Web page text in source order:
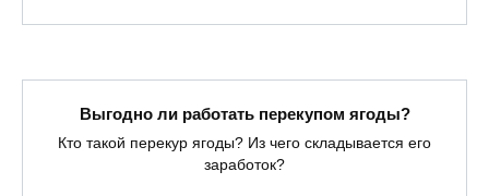
Выгодно ли работать перекупом ягоды?
Кто такой перекур ягоды? Из чего складывается его
заработок?